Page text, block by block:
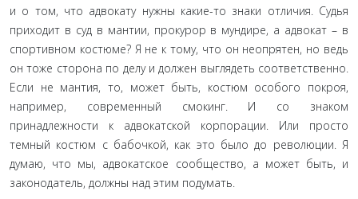
и о том, что адвокату нужны какие-то знаки отличия. Судья
приходит в суд в мантии, прокурор в мундире, а адвокат – в
спортивном костюме? Я не к тому, что он неопрятен, но ведь
он тоже сторона по делу и должен выглядеть соответственно.
Если не мантия, то, может быть, костюм особого покроя,
например, современный смокинг. И со знаком
принадлежности к адвокатской корпорации. Или просто
темный костюм с бабочкой, как это было до революции. Я
думаю, что мы, адвокатское сообщество, а может быть, и
законодатель, должны над этим подумать.